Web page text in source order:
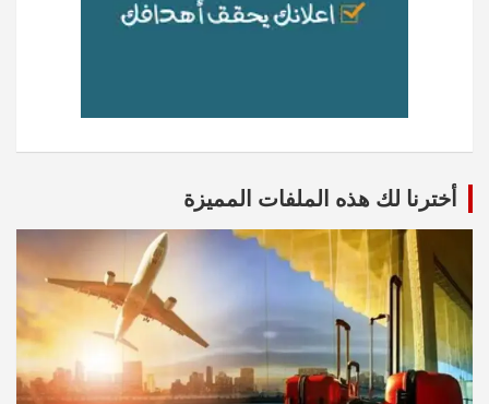
أخترنا لك هذه الملفات المميزة